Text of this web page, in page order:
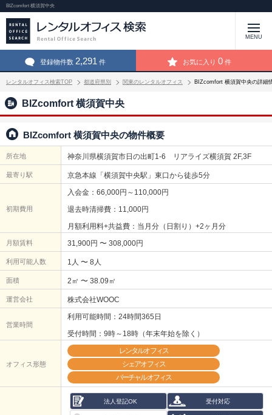
BIZcomfort 横須賀中央
MENU
登録物件数 2,291 件 お気に入り 0 件
レンタルオフィス検索TOP 都道府県別 関東のレンタルオフィス BIZcomfort 横須賀中央の詳細
BIZcomfort 横須賀中央
BIZcomfort 横須賀中央の物件概要
所在地 神奈川県横須賀市日の出町1-6 リアライズ横須賀 2F,3F
最寄り駅 京急本線「横須賀中央駅」東口から徒歩5分
初期費用
入会金：66,000円～110,000円
退去時清掃費：11,000円
月額利用料+共益費：当月分（日割り）+2ヶ月分
月額賃料 31,900円 〜 308,000円
利用可能人数 1人 〜 8人
面積 2㎡ 〜 38.09㎡
運営会社 株式会社WOOC
営業時間
利用可能時間：24時間365日
受付時間：9時～18時（年末年始を除く）
オフィス形態
レンタルオフィス
シェアオフィス
バーチャルオフィス
法人登記OK 受付対応